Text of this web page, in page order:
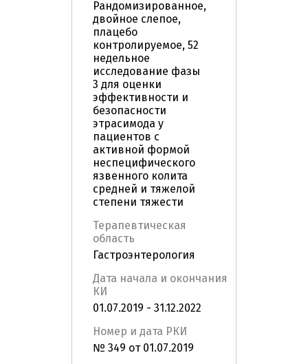
Рандомизированное,
двойное слепое,
плацебо
контролируемое, 52
недельное
исследование фазы
3 для оценки
эффективности и
безопасности
этрасимода у
пациентов с
активной формой
неспецифического
язвенного колита
средней и тяжелой
степени тяжести
Терапевтическая
область
Гастроэнтерология
Дата начала и окончания
КИ
01.07.2019 - 31.12.2022
Номер и дата РКИ
№ 349 от 01.07.2019